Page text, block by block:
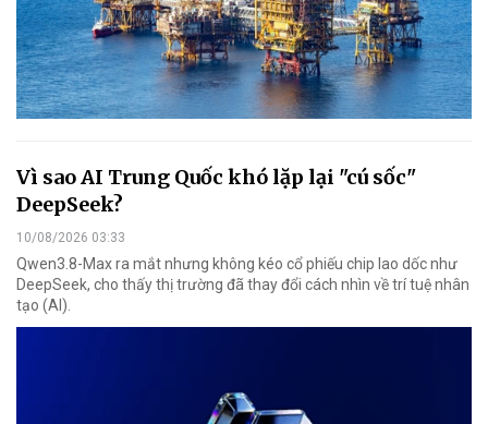
Vì sao AI Trung Quốc khó lặp lại "cú sốc"
DeepSeek?
10/08/2026 03:33
Qwen3.8-Max ra mắt nhưng không kéo cổ phiếu chip lao dốc như
DeepSeek, cho thấy thị trường đã thay đổi cách nhìn về trí tuệ nhân
tạo (AI).